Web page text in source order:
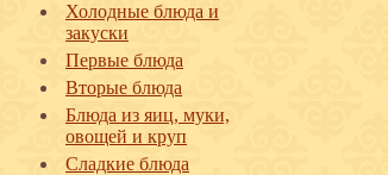
Холодные блюда и
закуски
Первые блюда
Вторые блюда
Блюда из яиц, муки,
овощей и круп
Сладкие блюда